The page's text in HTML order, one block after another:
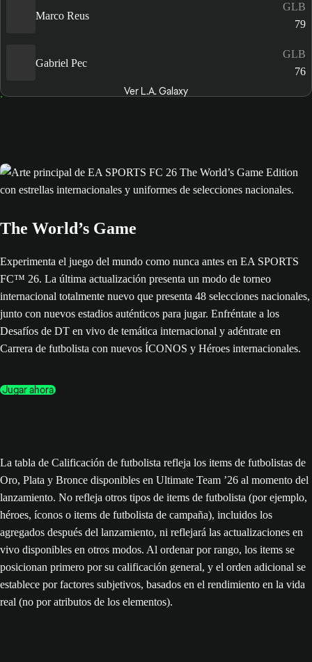
Marco Reus
GLB
79
Gabriel Pec
GLB
76
Ver L.A. Galaxy
The World’s Game
Experimenta el juego del mundo como nunca antes en EA SPORTS
FC™ 26. La última actualización presenta un modo de torneo
internacional totalmente nuevo que presenta 48 selecciones nacionales,
junto con nuevos estadios auténticos para jugar. Enfréntate a los
Desafíos de DT en vivo de temática internacional y adéntrate en
Carrera de futbolista con nuevos ÍCONOS y Héroes internacionales.
Jugar ahora
La tabla de Calificación de futbolista refleja los items de futbolistas de
Oro, Plata y Bronce disponibles en Ultimate Team ’26 al momento del
lanzamiento. No refleja otros tipos de items de futbolista (por ejemplo,
héroes, íconos o items de futbolista de campaña), incluidos los
agregados después del lanzamiento, ni reflejará las actualizaciones en
vivo disponibles en otros modos. Al ordenar por rango, los items se
posicionan primero por su calificación general, y el orden adicional se
establece por factores subjetivos, basados en el rendimiento en la vida
real (no por atributos de los elementos).